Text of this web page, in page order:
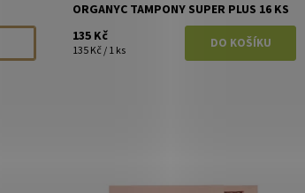
ORGANYC TAMPONY SUPER PLUS 16 KS
135 Kč
135 Kč / 1 ks